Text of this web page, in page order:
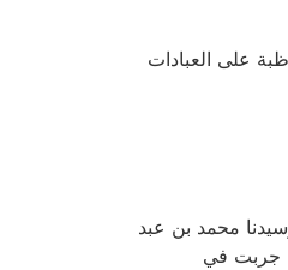
على العبادات
محمد بن عبد
جربت في